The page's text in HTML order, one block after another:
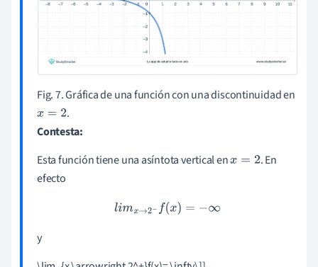
Fig. 7. Gráfica de una función con una discontinuidad en
x= 2
.
Contesta:
Esta función tiene una asíntota vertical enx= 2
. En
efecto
limx→2−f(x) =− ∞
y